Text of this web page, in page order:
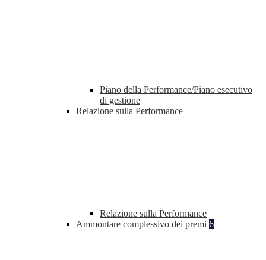
Piano della Performance/Piano esecutivo
di gestione
Relazione sulla Performance
Relazione sulla Performance
Ammontare complessivo dei premi 6